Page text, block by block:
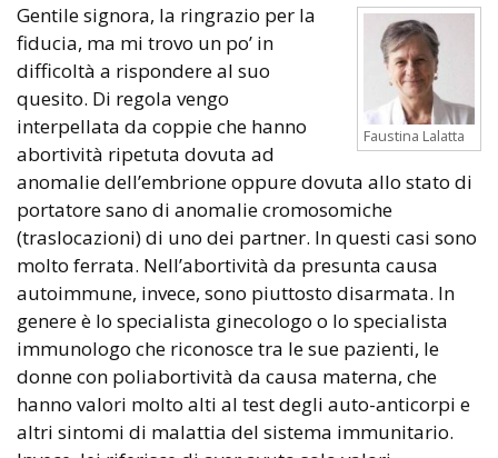
Faustina Lalatta
Gentile signora, la ringrazio per la
fiducia, ma mi trovo un po’ in
difficoltà a rispondere al suo
quesito. Di regola vengo
interpellata da coppie che hanno
abortività ripetuta dovuta ad
anomalie dell’embrione oppure dovuta allo stato di
portatore sano di anomalie cromosomiche
(traslocazioni) di uno dei partner. In questi casi sono
molto ferrata. Nell’abortività da presunta causa
autoimmune, invece, sono piuttosto disarmata. In
genere è lo specialista ginecologo o lo specialista
immunologo che riconosce tra le sue pazienti, le
donne con poliabortività da causa materna, che
hanno valori molto alti al test degli auto-anticorpi e
altri sintomi di malattia del sistema immunitario.